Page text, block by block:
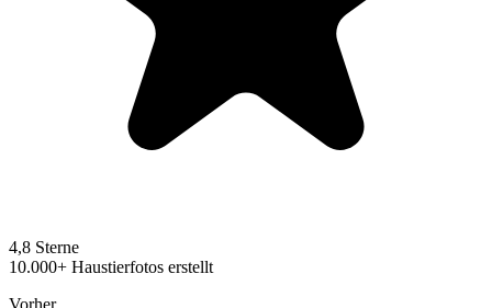
4,8 Sterne
10.000+ Haustierfotos erstellt
Vorher